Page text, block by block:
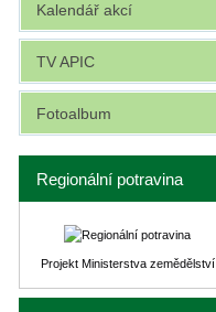
Kalendář akcí
TV APIC
Fotoalbum
Regionální potravina
Projekt Ministerstva zemědělství